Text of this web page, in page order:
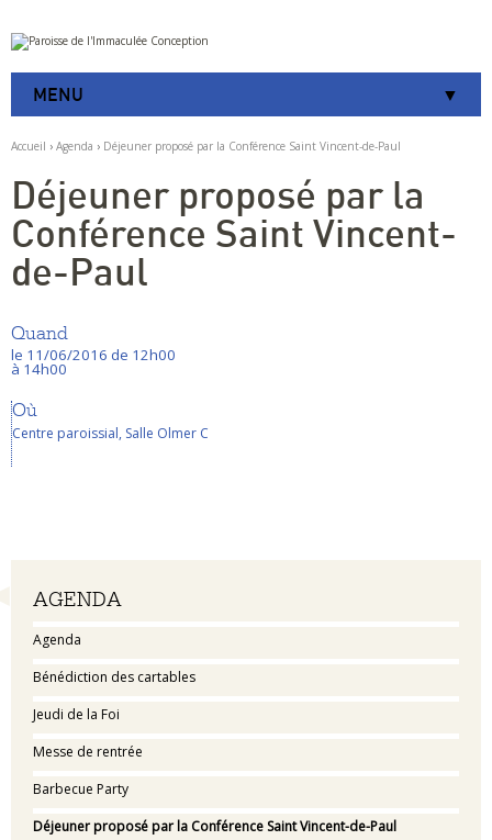
Aller
au
contenu.
à
navigation
Outils
personnels
MENU
Accueil › Agenda › Déjeuner proposé par la Conférence Saint Vincent-de-Paul
Navigation
AGENDA
Agenda
Bénédiction des cartables
Jeudi de la Foi
Messe de rentrée
Barbecue Party
Déjeuner proposé par la Conférence Saint Vincent-de-Paul
Déjeuner proposé par la
Conférence Saint Vincent-
de-Paul
Quand
le 11/06/2016 de 12h00
à 14h00
Où
Centre paroissial, Salle Olmer C